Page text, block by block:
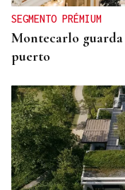
SEGMENTO PRÉMIUM
Montecarlo
puerto